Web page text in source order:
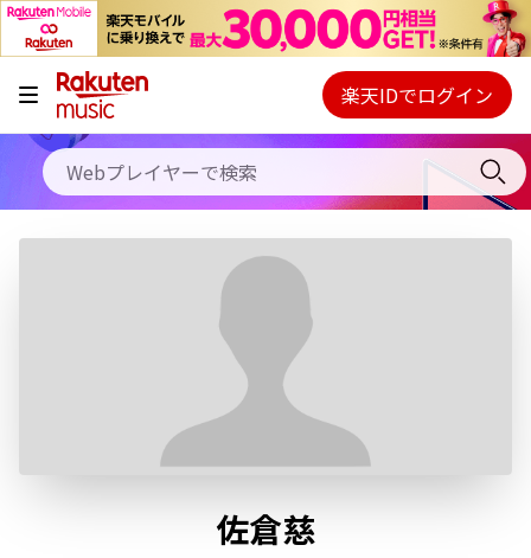
キャンペーン
料金プラン
使い方
Webプレイヤー
ご契約内容の確認・変更
楽天IDでログイン
佐倉慈